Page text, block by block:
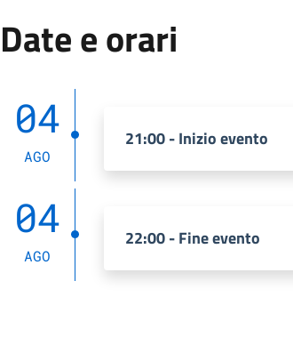
Date e orari
04
AGO
21:00 - Inizio evento
04
AGO
22:00 - Fine evento